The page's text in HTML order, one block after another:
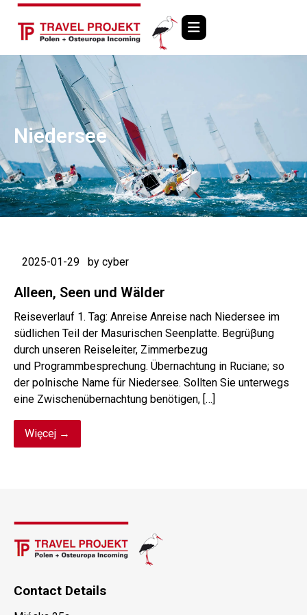
Niedersee
2025-01-29 by cyber
Alleen, Seen und Wälder
Reiseverlauf 1. Tag: Anreise Anreise nach Niedersee im
südlichen Teil der Masurischen Seenplatte. Begrüβung
durch unseren Reiseleiter, Zimmerbezug
und Programmbesprechung. Übernachtung in Ruciane; so
der polnische Name für Niedersee. Sollten Sie unterwegs
eine Zwischenübernachtung benötigen, […]
Więcej →
Contact Details